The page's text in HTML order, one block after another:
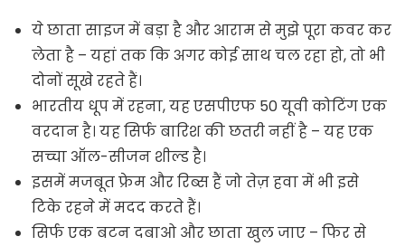
ये छाता साइज में बड़ा है और आराम से मुझे पूरा कवर कर
लेता है – यहां तक कि अगर कोई साथ चल रहा हो, तो भी
दोनों सूखे रहते हैं।
भारतीय धूप में रहना, यह एसपीएफ 50 यूवी कोटिंग एक
वरदान है। यह सिर्फ बारिश की छतरी नहीं है – यह एक
सच्चा ऑल-सीजन शील्ड है।
इसमें मजबूत फ्रेम और रिब्स हैं जो तेज़ हवा में भी इसे
टिके रहने में मदद करते हैं।
सिर्फ एक बटन दबाओ और छाता खुल जाए – फिर से